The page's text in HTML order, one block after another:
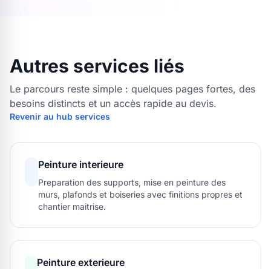
Autres services liés
Le parcours reste simple : quelques pages fortes, des
besoins distincts et un accès rapide au devis.
Revenir au hub services
Peinture interieure
Preparation des supports, mise en peinture des
murs, plafonds et boiseries avec finitions propres et
chantier maitrise.
Peinture exterieure